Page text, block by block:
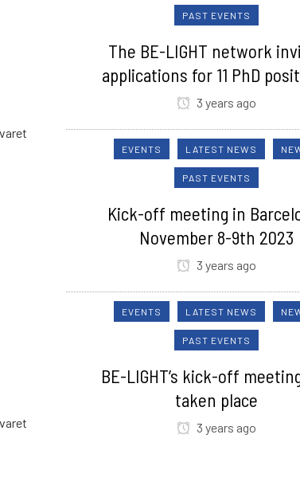
PAST EVENTS
The BE-LIGHT network
applications for 11 PhD
3 years ago
EVENTS LATEST NEWS
PAST EVENTS
Kick-off meeting in
November 8-9th 2023
3 years ago
EVENTS LATEST NEWS
PAST EVENTS
BE-LIGHT’s kick-off
taken place
3 years ago